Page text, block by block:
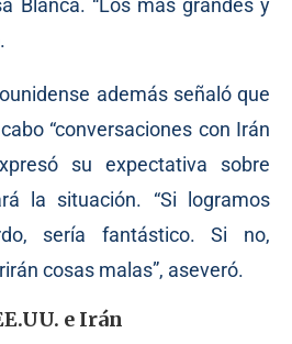
Blanca. “Los más grandes y
además señaló que
“conversaciones con Irán
su expectativa sobre
la situación. “Si logramos
sería fantástico. Si no,
cosas malas”, aseveró.
e Irán